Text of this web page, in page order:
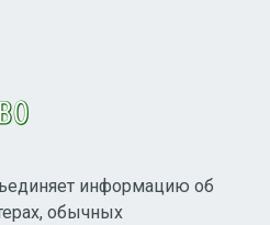
информацию об
обычных